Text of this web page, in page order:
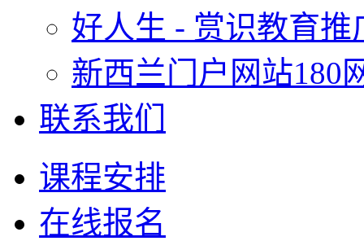
好人生 - 赏识教育推
新西兰门户网站180
联系我们
课程安排
在线报名